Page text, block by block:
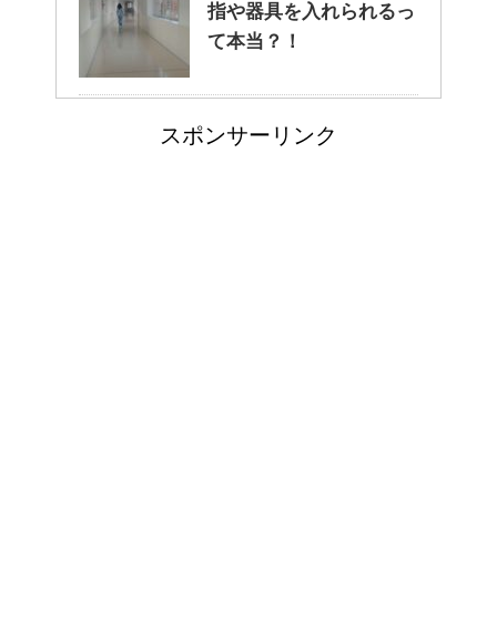
癒しを与えてくれるメダカ。そ
の産卵時期はいつ？
指や器具を入れられるっ
て本当？！
どっちが正しいの?!夜間
スポンサーリンク